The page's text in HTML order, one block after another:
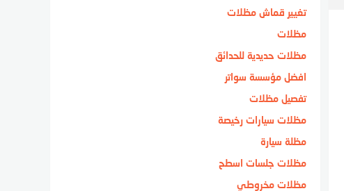
تغيير قماش مظلات
مظلات
مظلات حديدية للحدائق
افضل مؤسسة سواتر
تفصيل مظلات
مظلات سيارات رخيصة
مظلة سيارة
مظلات جلسات اسطح
مظلات مخروطي